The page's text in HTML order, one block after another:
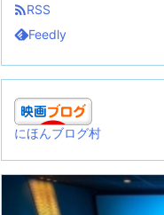
RSS
Feedly
にほんブログ村